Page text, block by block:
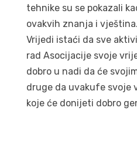
tehnike su se pokazali
ovakvih znanja i vještina.
Vrijedi istaći da sve
rad Asocijacije svoje
dobro u nadi da će
druge da uvakufe svoje
koje će donijeti dobro